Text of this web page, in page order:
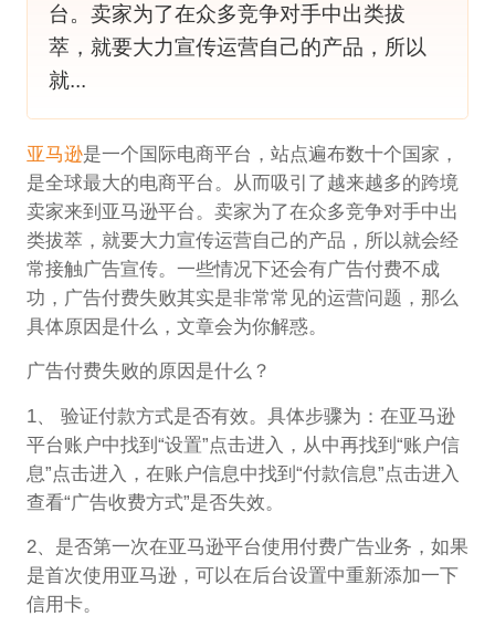
台。卖家为了在众多竞争对手中出类拔
萃，就要大力宣传运营自己的产品，所以
就...
亚马逊是一个国际电商平台，站点遍布数十个国家，
是全球最大的电商平台。从而吸引了越来越多的跨境
卖家来到亚马逊平台。卖家为了在众多竞争对手中出
类拔萃，就要大力宣传运营自己的产品，所以就会经
常接触广告宣传。一些情况下还会有广告付费不成
功，广告付费失败其实是非常常见的运营问题，那么
具体原因是什么，文章会为你解惑。
广告付费失败的原因是什么？
1、 验证付款方式是否有效。具体步骤为：在亚马逊
平台账户中找到“设置”点击进入，从中再找到“账户信
息”点击进入，在账户信息中找到“付款信息”点击进入
查看“广告收费方式”是否失效。
2、是否第一次在亚马逊平台使用付费广告业务，如果
是首次使用亚马逊，可以在后台设置中重新添加一下
信用卡。